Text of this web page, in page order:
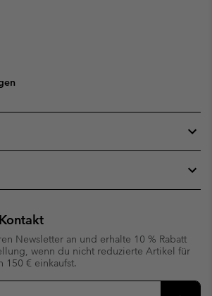
Newsletter an und erhalte 10 % Rabatt
wenn du nicht reduzierte Artikel für
150 € einkaufst.